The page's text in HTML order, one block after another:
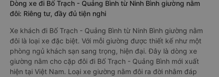
Dòng xe đi Bố Trạch - Quảng Bình từ Ninh Bình giường nằm
đôi: Riêng tư, đầy đủ tiện nghi
Xe khách đi Bố Trạch - Quảng Bình từ Ninh Bình giường nằm
đôi là loại xe đặc biệt. Với mỗi giường được thiết kế như một
phòng ngủ khách sạn sang trọng, hiện đại. Đây là dòng xe
giường nằm cho cặp đôi đi Bố Trạch - Quảng Bình mới xuất
hiện tại Việt Nam. Loại xe giường nằm đôi ra đời nhằm đáp